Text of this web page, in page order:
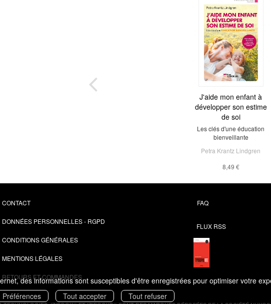
des informations sont susceptibles d'être enregistrées pour optimiser votre
Préférences
Tout accepter Tout refuser
J'aide mon enfant à
développer son estime
de soi
Les clés d'une éducation
bienveillante
Petra Krantz Lindgren
8,49 €
CONTACT
DONNÉES PERSONNELLES - RGPD
CONDITIONS GÉNÉRALES
MENTIONS LÉGALES
RETOURS ET COMMANDES
FAQ
FLUX RSS